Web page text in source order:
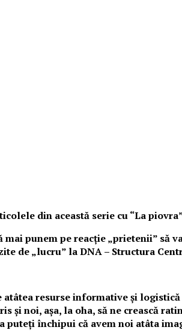
din această serie cu “La
mai punem pe reacție „prietenii” să
de „lucru” la DNA – Structura
atâtea resurse informative și
și noi, așa, la oha, să ne crească
închipui că avem noi atâta